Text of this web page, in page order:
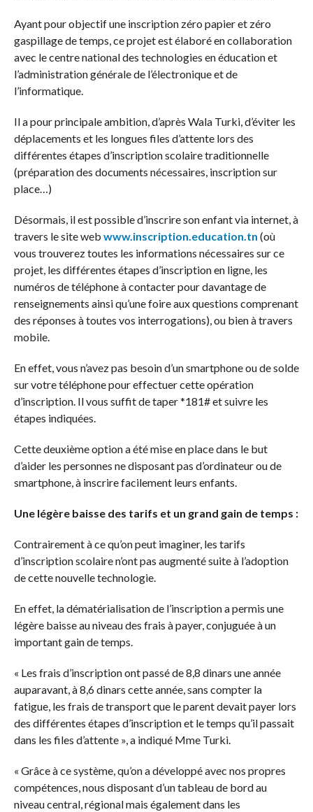
Ayant pour objectif une inscription zéro papier et zéro
gaspillage de temps, ce projet est élaboré en collaboration
avec le centre national des technologies en éducation et
l’administration générale de l’électronique et de
l’informatique.
Il a pour principale ambition, d’après Wala Turki, d’éviter les
déplacements et les longues files d’attente lors des
différentes étapes d’inscription scolaire traditionnelle
(préparation des documents nécessaires, inscription sur
place…)
Désormais, il est possible d’inscrire son enfant via internet, à
travers le site web www.inscription.education.tn (où
vous trouverez toutes les informations nécessaires sur ce
projet, les différentes étapes d’inscription en ligne, les
numéros de téléphone à contacter pour davantage de
renseignements ainsi qu’une foire aux questions comprenant
des réponses à toutes vos interrogations), ou bien à travers
mobile.
En effet, vous n’avez pas besoin d’un smartphone ou de solde
sur votre téléphone pour effectuer cette opération
d’inscription. Il vous suffit de taper *181# et suivre les
étapes indiquées.
Cette deuxième option a été mise en place dans le but
d’aider les personnes ne disposant pas d’ordinateur ou de
smartphone, à inscrire facilement leurs enfants.
Une légère baisse des tarifs et un grand gain de temps :
Contrairement à ce qu’on peut imaginer, les tarifs
d’inscription scolaire n’ont pas augmenté suite à l’adoption
de cette nouvelle technologie.
En effet, la dématérialisation de l’inscription a permis une
légère baisse au niveau des frais à payer, conjuguée à un
important gain de temps.
« Les frais d’inscription ont passé de 8,8 dinars une année
auparavant, à 8,6 dinars cette année, sans compter la
fatigue, les frais de transport que le parent devait payer lors
des différentes étapes d’inscription et le temps qu’il passait
dans les files d’attente », a indiqué Mme Turki.
« Grâce à ce système, qu’on a développé avec nos propres
compétences, nous disposant d’un tableau de bord au
niveau central, régional mais également dans les